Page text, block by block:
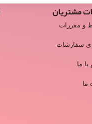
مشتریان
و مقررات
سفارشات
ما
ما